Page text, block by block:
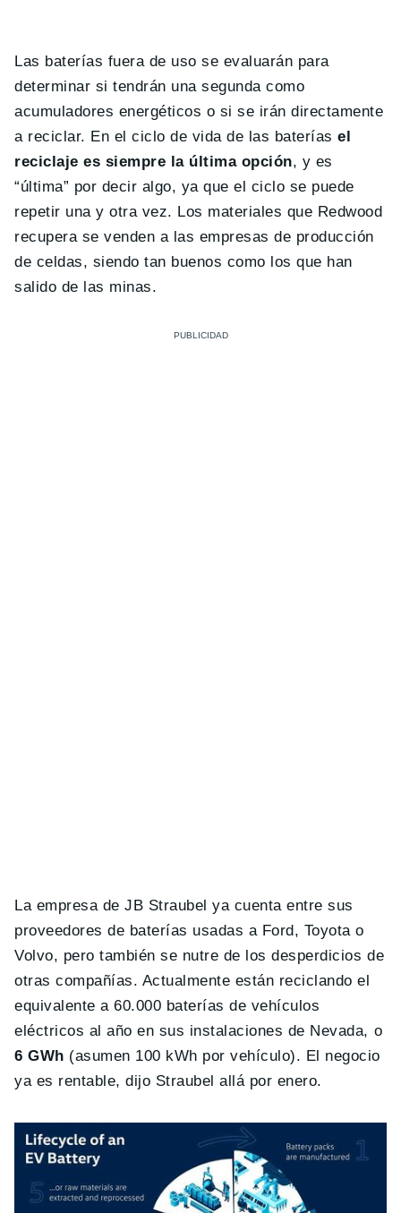
Las baterías fuera de uso se evaluarán para
determinar si tendrán una segunda como
acumuladores energéticos o si se irán directamente
a reciclar. En el ciclo de vida de las bateríasel
reciclaje es siempre la última opción, y es
“última” por decir algo, ya que el ciclo se puede
repetir una y otra vez. Los materiales que Redwood
recupera se venden a las empresas de producción
de celdas, siendo tan buenos como los que han
salido de las minas.
La empresa de JB Straubel ya cuenta entre sus
proveedores de baterías usadas a Ford, Toyota o
Volvo, pero también se nutre de los desperdicios de
otras compañías. Actualmente están reciclando el
equivalente a 60.000 baterías de vehículos
eléctricos al año en sus instalaciones de Nevada, o
6 GWh (asumen 100 kWh por vehículo). El negocio
ya es rentable, dijo Straubel allá por enero.